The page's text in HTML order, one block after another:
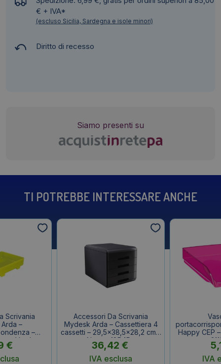
€ + IVA*
(escluso Sicilia, Sardegna e isole minori)
Diritto di recesso
Siamo presenti su
TI POTREBBE INTERESSARE ANCHE
Scrivania
–
–
– Verde –
€
Accessori Da Scrivania
Mydesk Arda – Cassettiera 4
cassetti – 29,5×38,5×28,2 cm –
Nero – 18P4Pn
36,42 €
IVA esclusa
Happy CEP
IVA